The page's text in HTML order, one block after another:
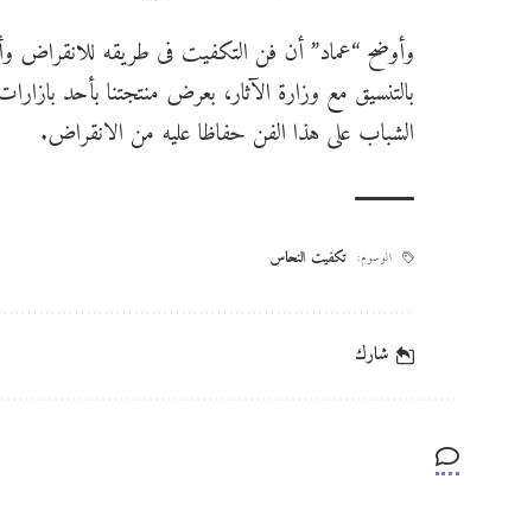
وأوضح “عماد” أن فن التكفيت فى طريقه للانقراض
بالتنسيق مع وزارة الآثار، بعرض منتجتنا بأحد
الشباب على هذا الفن حفاظا عليه من الانقراض.
الوسوم: تكفيت النحاس
شارك